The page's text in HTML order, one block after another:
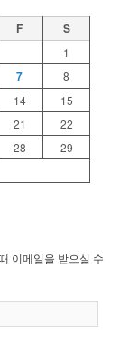
F S
1
7
8
14
15
21
22
28
29
이메일을 받으실 수